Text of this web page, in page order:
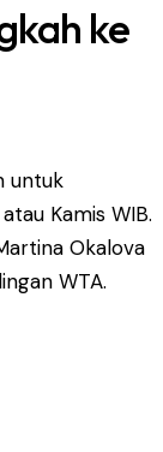
ke
untuk
Kamis WIB.
Okalova
WTA.